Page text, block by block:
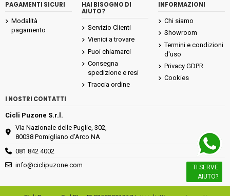
PAGAMENTI SICURI
Modalità
pagamento
HAI BISOGNO DI
AIUTO?
Servizio Clienti
Vienici a trovare
Puoi chiamarci
Consegna
spedizione e resi
Traccia ordine
INFORMAZIONI
Chi siamo
Showroom
Termini e condizioni
d'uso
Privacy GDPR
Cookies
I NOSTRI CONTATTI
Cicli Puzone S.r.l.
Via Nazionale delle Puglie, 302,
80038 Pomigliano d'Arco NA
081 842 4002
info@ciclipuzone.com
TI SERVE
AIUTO?